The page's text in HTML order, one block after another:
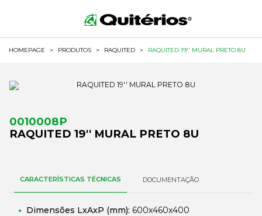
HOMEPAGE > PRODUTOS > RAQUITED > RAQUITED 19'' MURAL PRETO 8U
0010008P
RAQUITED 19'' MURAL PRETO 8U
CARACTERÍSTICAS TÉCNICAS DOCUMENTAÇÃO
Dimensões LxAxP (mm): 600x460x400